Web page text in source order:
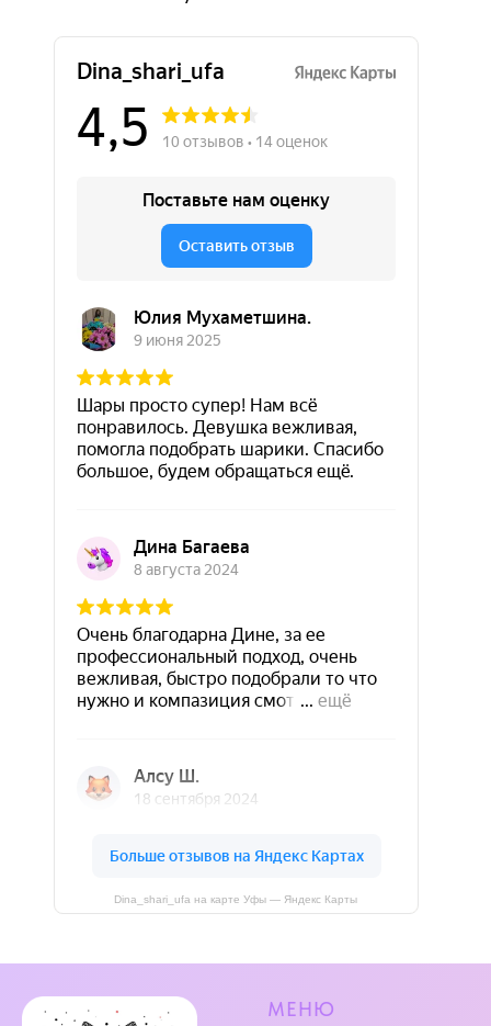
Dina_shari_ufa на карте Уфы — Яндекс Карты
МЕНЮ